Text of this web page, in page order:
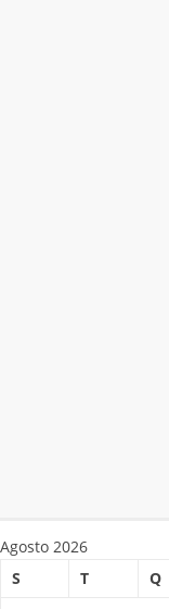
Agosto 2026
S
T Q